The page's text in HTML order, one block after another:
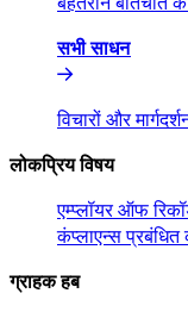
सभी साधन​​
विचारों और
लोकप्रिय विषय​​
एम्प्लॉयर ऑफ
कंप्लाएन्स प्रबंधित
ग्राहक हब​​